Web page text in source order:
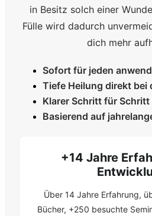
in Besitz solch einer
Fülle wird dadurch
dich mehr
Sofort für jeden
Tiefe Heilung direkt bei
Klarer Schritt für Schritt
Basierend auf
+14 Jahre
Über 14 Jahre Erfahrung,
Bücher, +250 besuchte